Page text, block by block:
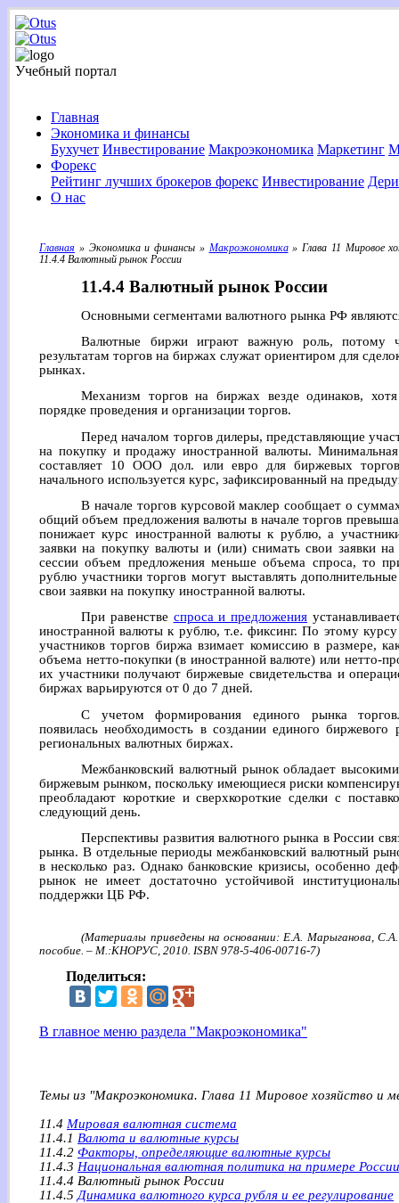
Учебный портал
Главная
Экономика и финансы
Бухучет Инвестирование Макроэкономика Маркетинг
Форекс
Рейтинг лучших брокеров форекс Инвестирование
О нас
Главная » Экономика и финансы » Макроэкономика» Глава 11 Мировое
11.4.4 Валютный рынок России
11.4.4 Валютный рынок России
Основными сегментами валютного рынка РФ
Валютные биржи играют важную роль,
результатам торгов на биржах служат ориентиром для
рынках.
Механизм торгов на биржах везде одинаков,
порядке проведения и организации торгов.
Перед началом торгов дилеры, представляющие
на покупку и продажу иностранной валюты.
составляет 10 ООО дол. или евро для биржевых
начального используется курс, зафиксированный на
В начале торгов курсовой маклер сообщает о
общий объем предложения валюты в начале торгов
понижает курс иностранной валюты к рублю, а
заявки на покупку валюты и (или) снимать свои заявки
сессии объем предложения меньше объема спроса, то
рублю участники торгов могут выставлять
свои заявки на покупку иностранной валюты.
При равенстве спроса и предложения
иностранной валюты к рублю, т.е. фиксинг. По этому
участников торгов биржа взимает комиссию в размере,
объема нетто-покупки (в иностранной валюте) или нетто-
их участники получают биржевые свидетельства и
биржах варьируются от 0 до 7 дней.
С учетом формирования единого рынка
появилась необходимость в создании единого
региональных валютных биржах.
Межбанковский валютный рынок обладает
биржевым рынком, поскольку имеющиеся риски
преобладают короткие и сверхкороткие сделки с
следующий день.
Перспективы развития валютного рынка в России
рынка. В отдельные периоды межбанковский валютный
в несколько раз. Однако банковские кризисы, особенно
рынок не имеет достаточно устойчивой
поддержки ЦБ РФ.
(Материалы приведены на основании: Е.А. Марыганова,
пособие. – М.:КНОРУС, 2010. ISBN 978-5-406-00716-7)
Поделиться:
В главное меню раздела "Макроэкономика"
Темы из "Макроэкономика. Глава 11 Мировое хозяйство и
11.4 Мировая валютная система
11.4.1 Валюта и валютные курсы
11.4.2 Факторы, определяющие валютные курсы
11.4.3 Национальная валютная политика на примере России
11.4.4 Валютный рынок России
11.4.5 Динамика валютного курса рубля и ее регулирование